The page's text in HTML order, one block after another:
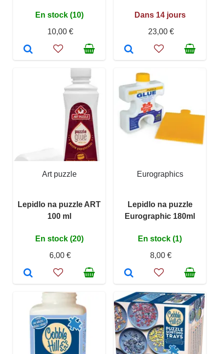
En stock (10)
10,00 €
Dans 14 jours
23,00 €
Art puzzle
Lepidlo na puzzle ART
100 ml
En stock (20)
6,00 €
Eurographics
Lepidlo na puzzle
Eurographic 180ml
En stock (1)
8,00 €